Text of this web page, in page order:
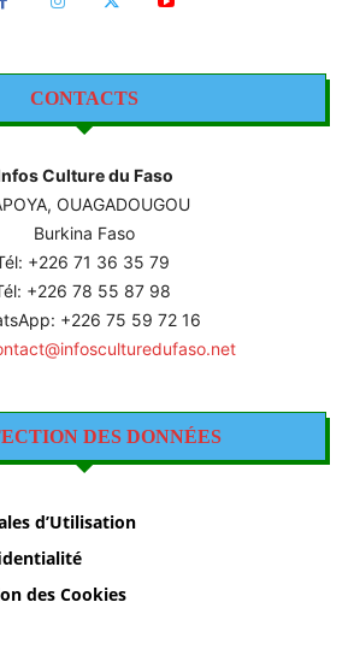
CONTACTS
Culture du Faso
OUAGADOUGOU
Burkina Faso
+226 71 36 35 79
+226 78 55 87 98
+226 75 59 72 16
DES DONNÉES
d’Utilisation
des Cookies